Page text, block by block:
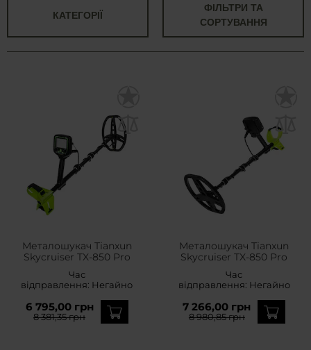
КАТЕГОРІЇ
ФІЛЬТРИ ТА
СОРТУВАННЯ
Металошукач Tianxun
Skycruiser TX-850 Pro
Час
відправлення: Негайно
6 795,00 грн
8 381,35 грн
Металошукач Tianxun
Skycruiser TX-850 Pro
Час
відправлення: Негайно
7 266,00 грн
8 980,85 грн